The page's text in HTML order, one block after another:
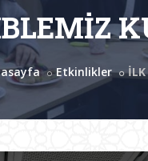
Etkinlikler İLK